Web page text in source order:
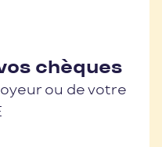
chèques
ou de votre